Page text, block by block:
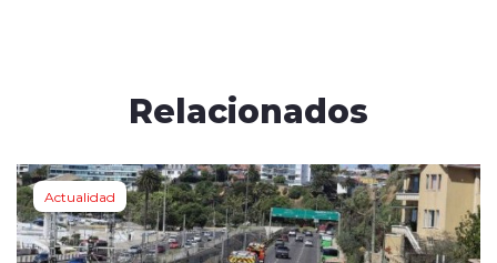
Relacionados
Actualidad